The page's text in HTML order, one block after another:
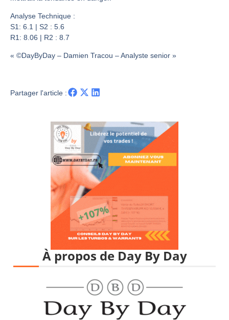
Analyse Technique :
S1: 6.1 | S2 : 5.6
R1: 8.06 | R2 : 8.7
« ©DayByDay – Damien Tracou – Analyste senior »
Partager l'article :
À propos de Day By Day